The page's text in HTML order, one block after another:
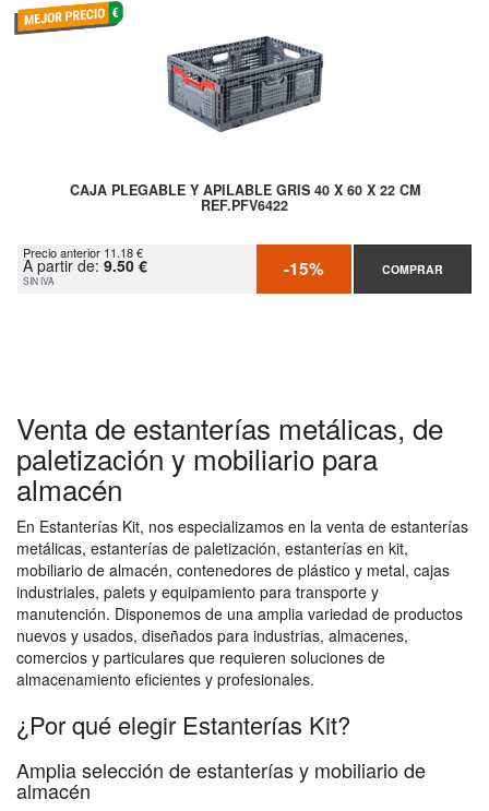
CAJA PLEGABLE Y APILABLE GRIS 40 X 60 X 22 CM
REF.PFV6422
Precio anterior 11.18 €
A partir de: 9.50 €
SIN IVA -15% COMPRAR
Venta de estanterías metálicas, de
paletización y mobiliario para
almacén
En Estanterías Kit, nos especializamos en la venta de estanterías
metálicas, estanterías de paletización, estanterías en kit,
mobiliario de almacén, contenedores de plástico y metal, cajas
industriales, palets y equipamiento para transporte y
manutención. Disponemos de una amplia variedad de productos
nuevos y usados, diseñados para industrias, almacenes,
comercios y particulares que requieren soluciones de
almacenamiento eficientes y profesionales.
¿Por qué elegir Estanterías Kit?
Amplia selección de estanterías y mobiliario de
almacén